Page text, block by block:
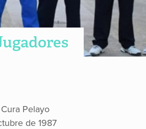
Pelayo
de 1987